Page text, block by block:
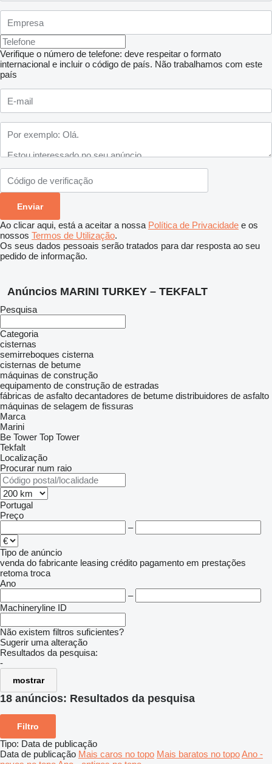
Verifique o número de telefone: deve respeitar o formato
internacional e incluir o código de país. Não trabalhamos com este
país
Ao clicar aqui, está a aceitar a nossa Política de Privacidade e os
nossos Termos de Utilização.
Os seus dados pessoais serão tratados para dar resposta ao seu
pedido de informação.
Anúncios MARINI TURKEY – TEKFALT
Pesquisa
Categoria
cisternas
semirreboques cisterna
cisternas de betume
máquinas de construção
equipamento de construção de estradas
fábricas de asfalto decantadores de betume distribuidores de asfalto
máquinas de selagem de fissuras
Marca
Marini
Be Tower Top Tower
Tekfalt
Localização
Procurar num raio
Portugal
Preço
–
Tipo de anúncio
venda do fabricante leasing crédito pagamento em prestações
retoma troca
Ano
–
Machineryline ID
Não existem filtros suficientes?
Sugerir uma alteração
Resultados da pesquisa:
-
mostrar
18 anúncios: Resultados da pesquisa
Filtro
Tipo: Data de publicação
Data de publicação Mais caros no topo Mais baratos no topoAno -